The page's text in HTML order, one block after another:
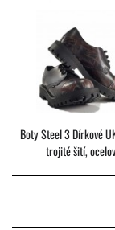
Boty Steel 3 Dírkové
trojité šití,